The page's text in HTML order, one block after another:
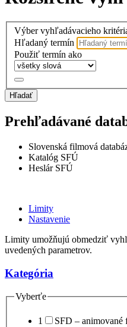
Výber vyhľadávacieho
Hľadaný termín
Použiť termín ako
Hľadať
Prehľadávané
Slovenská filmová
Katalóg SFÚ
Heslár SFÚ
Limity
Nastavenie
Limity umožňujú obmedziť
uvedených parametrov.
Kategória
Vyberťe
1
SFD – animované